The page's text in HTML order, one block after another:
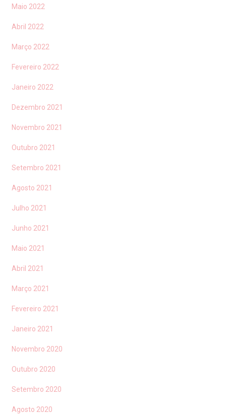
Maio 2022
Abril 2022
Março 2022
Fevereiro 2022
Janeiro 2022
Dezembro 2021
Novembro 2021
Outubro 2021
Setembro 2021
Agosto 2021
Julho 2021
Junho 2021
Maio 2021
Abril 2021
Março 2021
Fevereiro 2021
Janeiro 2021
Novembro 2020
Outubro 2020
Setembro 2020
Agosto 2020